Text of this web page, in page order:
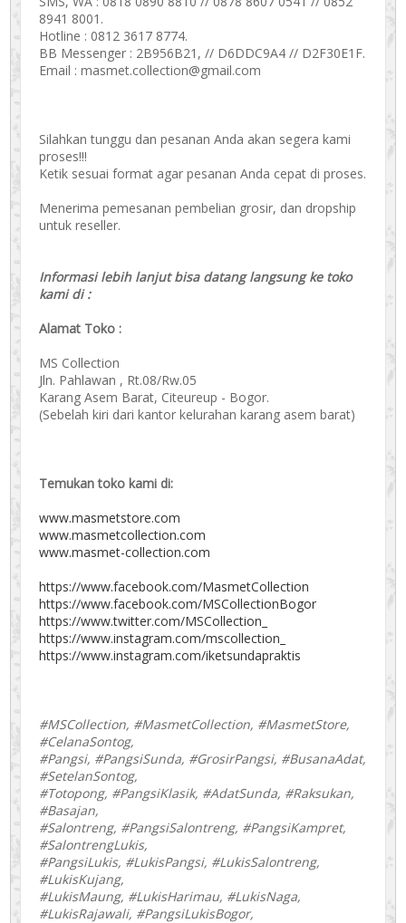
8941 8001.
Hotline : 0812 3617 8774.
BB Messenger : 2B956B21, // D6DDC9A4 // D2F30E1F.
Email : masmet.collection@gmail.com
Silahkan tunggu dan pesanan Anda akan segera kami
proses!!!
Ketik sesuai format agar pesanan Anda cepat di proses.
Menerima pemesanan pembelian grosir, dan dropship
untuk reseller.
Informasi lebih lanjut bisa datang langsung ke toko
kami di :
Alamat Toko :
MS Collection
Jln. Pahlawan , Rt.08/Rw.05
Karang Asem Barat, Citeureup - Bogor.
(Sebelah kiri dari kantor kelurahan karang asem barat)
Temukan toko kami di:
www.masmetstore.com
www.masmetcollection.com
www.masmet-collection.com
https://www.facebook.com/MasmetCollection
https://www.facebook.com/MSCollectionBogor
https://www.twitter.com/MSCollection_
https://www.instagram.com/mscollection_
https://www.instagram.com/iketsundapraktis
#MSCollection, #MasmetCollection, #MasmetStore,
#CelanaSontog,
#Pangsi, #PangsiSunda, #GrosirPangsi, #BusanaAdat,
#SetelanSontog,
#Totopong, #PangsiKlasik, #AdatSunda, #Raksukan,
#Basajan,
#Salontreng, #PangsiSalontreng, #PangsiKampret,
#SalontrengLukis,
#PangsiLukis, #LukisPangsi, #LukisSalontreng,
#LukisKujang,
#LukisMaung, #LukisHarimau, #LukisNaga,
#LukisRajawali, #PangsiLukisBogor,